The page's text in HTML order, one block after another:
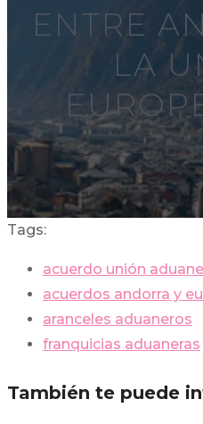
ENTRE
LA
Tags:
acuerdo unión
acuerdos andorra y
aranceles aduaneros
franquicias aduaneras
También te puede